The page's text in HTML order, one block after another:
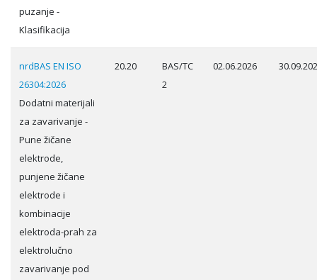
puzanje -
Klasifikacija
nrdBAS EN ISO
26304:2026
Dodatni materijali
za zavarivanje -
Pune žičane
elektrode,
punjene žičane
elektrode i
kombinacije
elektroda-prah za
elektrolučno
zavarivanje pod
20.20
BAS/TC
2
02.06.2026